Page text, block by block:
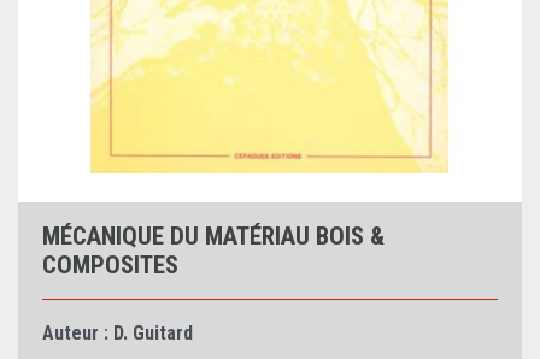
MÉCANIQUE DU MATÉRIAU BOIS &
COMPOSITES
Auteur : D. Guitard